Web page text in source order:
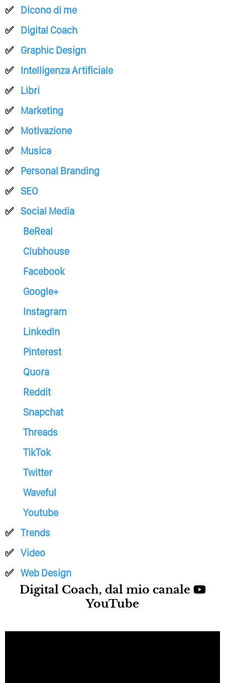
Dicono di me
Digital Coach
Graphic Design
Intelligenza Artificiale
Libri
Marketing
Motivazione
Musica
Personal Branding
SEO
Social Media
BeReal
Clubhouse
Facebook
Google+
Instagram
LinkedIn
Pinterest
Quora
Reddit
Snapchat
Threads
TikTok
Twitter
Waveful
Youtube
Trends
Video
Web Design
Digital Coach, dal mio canale
YouTube